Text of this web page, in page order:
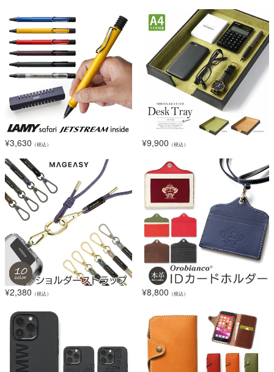
¥3,630 （税込） ¥9,900 （税込）
¥2,380 （税込） ¥8,800 （税込）